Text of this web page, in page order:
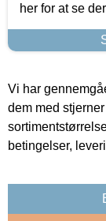
her for at se
Vi har
dem med
betingelser,